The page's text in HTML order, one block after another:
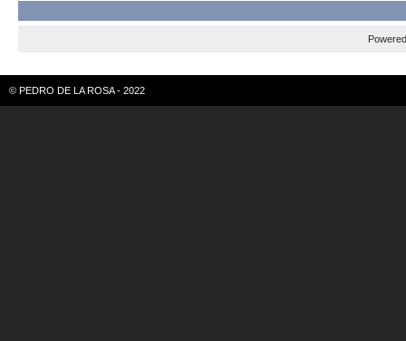
© PEDRO DE LA ROSA - 2022